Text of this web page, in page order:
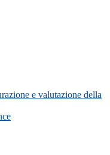
e valutazione della